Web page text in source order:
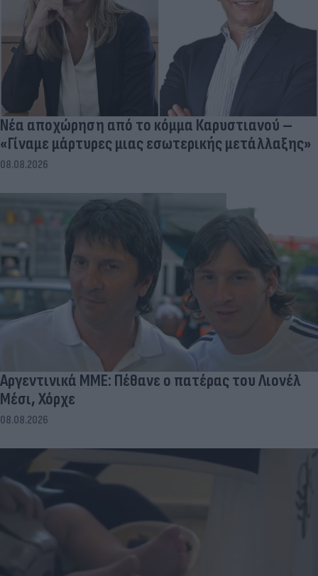
Νέα αποχώρηση από το κόμμα Καρυστιανού –
«Γίναμε μάρτυρες μιας εσωτερικής μετάλλαξης»
08.08.2026
Αργεντινικά ΜΜΕ: Πέθανε ο πατέρας του Λιονέλ
Μέσι, Χόρχε
08.08.2026